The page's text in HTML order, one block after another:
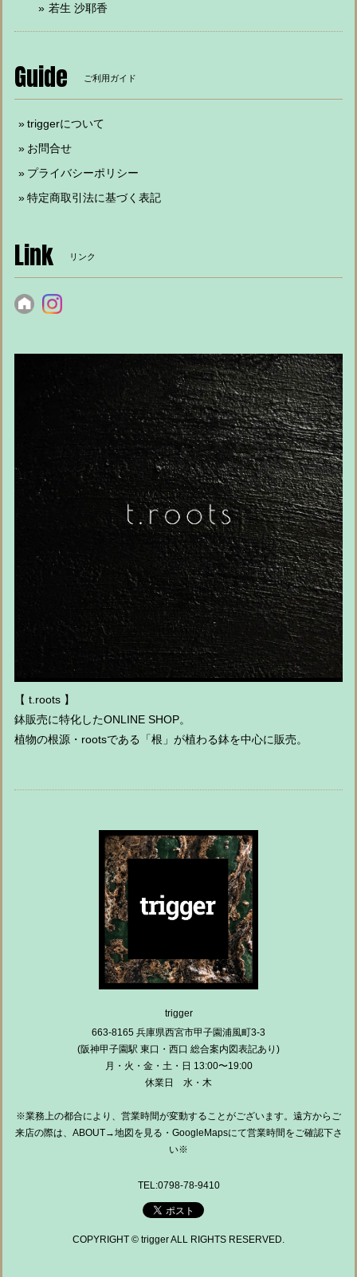
若生 沙耶香
Guide ご利用ガイド
triggerについて
お問合せ
プライバシーポリシー
特定商取引法に基づく表記
Link リンク
【 t.roots 】
鉢販売に特化したONLINE SHOP。
植物の根源・rootsである「根」が植わる鉢を中心に販売。
trigger
663-8165 兵庫県西宮市甲子園浦風町3-3
(阪神甲子園駅 東口・西口 総合案内図表記あり)
月・火・金・土・日 13:00〜19:00
休業日 水・木
※業務上の都合により、営業時間が変動することがございます。遠方からご
来店の際は、ABOUT→地図を見る・GoogleMapsにて営業時間をご確認下さ
い※
TEL:0798-78-9410
COPYRIGHT © trigger ALL RIGHTS RESERVED.